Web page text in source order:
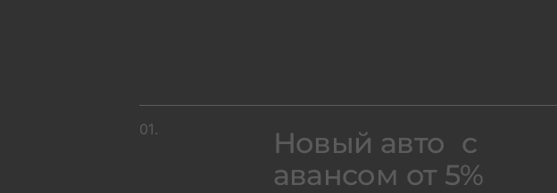
01.
Новый авто с
авансом от 5%